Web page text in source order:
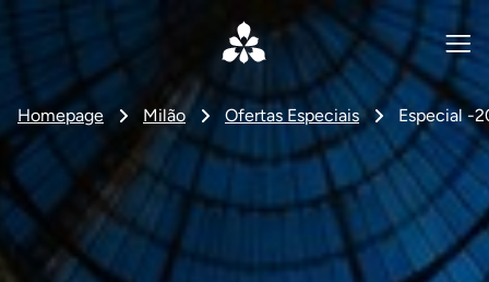
Homepage Milão Ofertas Especiais Especial -